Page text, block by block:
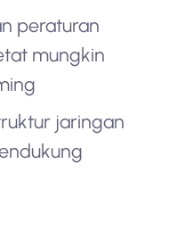
peraturan
mungkin
jaringan